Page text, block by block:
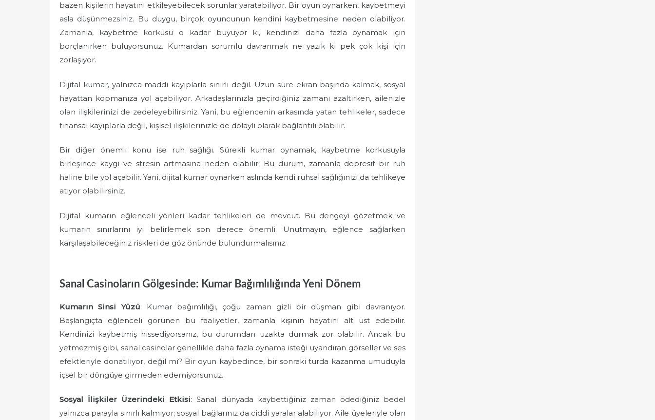
bazen kişilerin hayatını etkileyebilecek sorunlar yaratabiliyor. Bir oyun oynarken, kaybetmeyi
asla düşünmezsiniz. Bu duygu, birçok oyuncunun kendini kaybetmesine neden olabiliyor.
Zamanla, kaybetme korkusu o kadar büyüyor ki, kendinizi daha fazla oynamak için
borçlanırken buluyorsunuz. Kumardan sorumlu davranmak ne yazık ki pek çok kişi için
zorlaşıyor.
Dijital kumar, yalnızca maddi kayıplarla sınırlı değil. Uzun süre ekran başında kalmak, sosyal
hayattan kopmanıza yol açabiliyor. Arkadaşlarınızla geçirdiğiniz zamanı azaltırken, ailenizle
olan ilişkilerinizi de zedeleyebilirsiniz. Yani, bu eğlencenin arkasında yatan tehlikeler, sadece
finansal kayıplarla değil, kişisel ilişkilerinizle de dolaylı olarak bağlantılı olabilir.
Bir diğer önemli konu ise ruh sağlığı. Sürekli kumar oynamak, kaybetme korkusuyla
birleşince kaygı ve stresin artmasına neden olabilir. Bu durum, zamanla depresif bir ruh
haline bile yol açabilir. Yani, dijital kumar oynarken aslında kendi ruhsal sağlığınızı da tehlikeye
atıyor olabilirsiniz.
Dijital kumarın eğlenceli yönleri kadar tehlikeleri de mevcut. Bu dengeyi gözetmek ve
kumarın sınırlarını iyi belirlemek son derece önemli. Unutmayın, eğlence sağlarken
karşılaşabileceğiniz riskleri de göz önünde bulundurmalısınız.
Sanal Casinoların Gölgesinde: Kumar Bağımlılığında Yeni Dönem
Kumarın Sinsi Yüzü: Kumar bağımlılığı, çoğu zaman gizli bir düşman gibi davranıyor.
Başlangıçta eğlenceli görünen bu faaliyetler, zamanla kişinin hayatını alt üst edebilir.
Kendinizi kaybetmiş hissediyorsanız, bu durumdan uzakta durmak zor olabilir. Ancak bu
yetmezmiş gibi, sanal casinolar genellikle daha fazla oynama isteği uyandıran görseller ve ses
efektleriyle donatılıyor, değil mi? Bir oyun kaybedince, bir sonraki turda kazanma umuduyla
içsel bir döngüye girmeden edemiyorsunuz.
Sosyal İlişkiler Üzerindeki Etkisi: Sanal dünyada kaybettiğiniz zaman ödediğiniz bedel
yalnızca parayla sınırlı kalmıyor; sosyal bağlarınız da ciddi yaralar alabiliyor. Aile üyeleriyle olan